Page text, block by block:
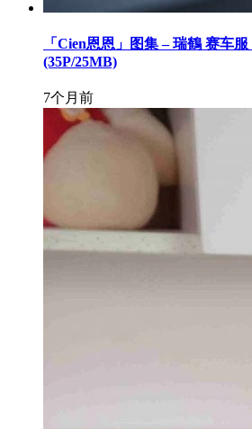
「Cien恩恩」图集 – 瑞鶴 赛车
(35P/25MB)
7个月前